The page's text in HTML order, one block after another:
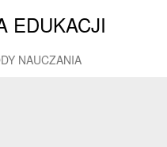
EDUKACJI
NAUCZANIA